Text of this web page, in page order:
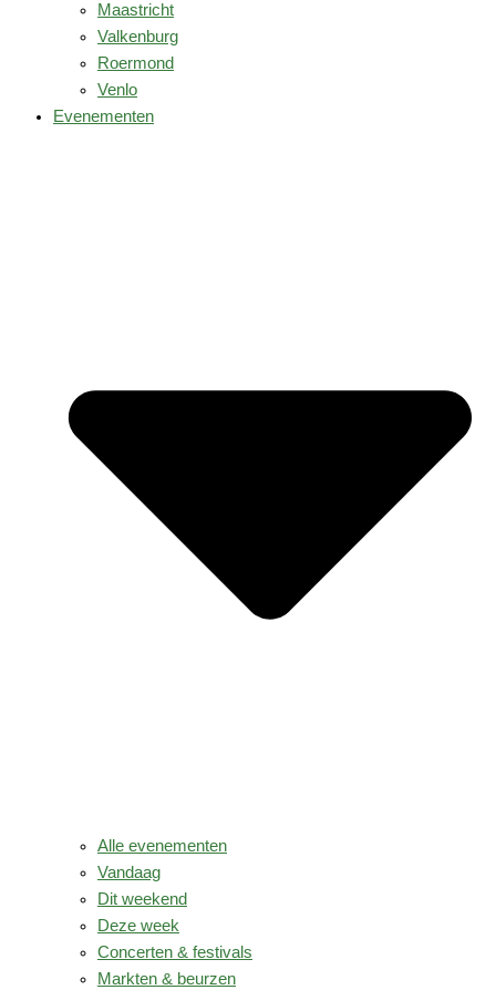
Maastricht
Valkenburg
Roermond
Venlo
Evenementen
Alle evenementen
Vandaag
Dit weekend
Deze week
Concerten & festivals
Markten & beurzen